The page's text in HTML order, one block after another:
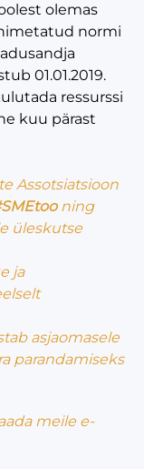
olemas
normi
01.01.2019.
ressurssi
kuu pärast
Assotsiatsioon
ning
üleskutse
ja
asjaomasele
parandamiseks
meile e-